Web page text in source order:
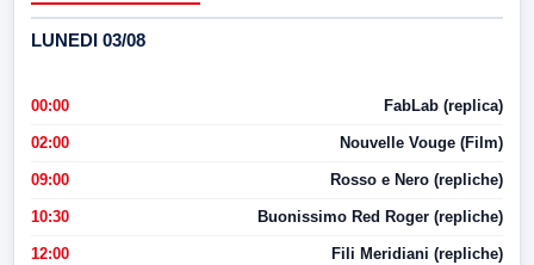
LUNEDI 03/08
00:00 FabLab (replica)
02:00 Nouvelle Vouge (Film)
09:00 Rosso e Nero (repliche)
10:30 Buonissimo Red Roger (repliche)
12:00 Fili Meridiani (repliche)